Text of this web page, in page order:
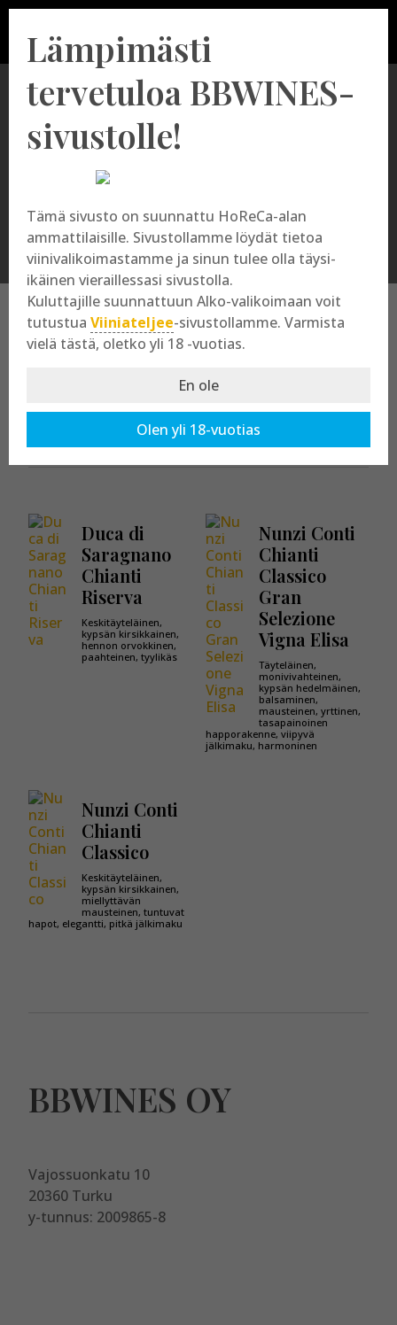
Kaikki tuotteet osastossa:Chianti
Duca di
Saragnano
Chianti
Riserva
Keskitäyteläinen,
kypsän kirsikkainen,
hennon orvokkinen,
paahteinen, tyylikäs
Nunzi Conti
Chianti
Classico
Gran
Selezione
Vigna Elisa
Täyteläinen,
monivivahteinen,
kypsän hedelmäinen,
balsaminen,
mausteinen, yrttinen,
tasapainoinen
happorakenne, viipyvä
jälkimaku, harmoninen
Nunzi Conti
Chianti
Classico
Keskitäyteläinen,
kypsän kirsikkainen,
miellyttävän
mausteinen, tuntuvat
hapot, elegantti, pitkä jälkimaku
BBWINES OY
Vajossuonkatu 10
20360 Turku
y-tunnus: 2009865-8
Lämpimästi
tervetuloa BBWINES-
sivustolle!
Tämä sivusto on suunnattu HoReCa-alan
ammattilaisille. Sivustollamme löydät tietoa
viinivalikoimastamme ja sinun tulee olla täysi-
ikäinen vieraillessasi sivustolla.
Kuluttajille suunnattuun Alko-valikoimaan voit
tutustua Viiniateljee-sivustollamme. Varmista
vielä tästä, oletko yli 18 -vuotias.
En ole
Olen yli 18-vuotias